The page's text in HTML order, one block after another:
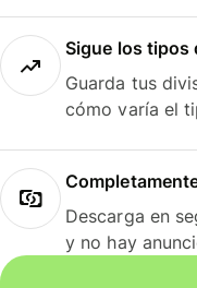
Sigue los tipos
Guarda tus
cómo varía el
Descarga en
y no hay